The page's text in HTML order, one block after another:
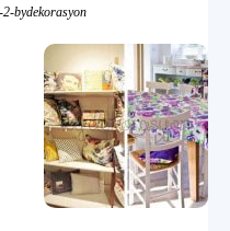
bydekorasyon